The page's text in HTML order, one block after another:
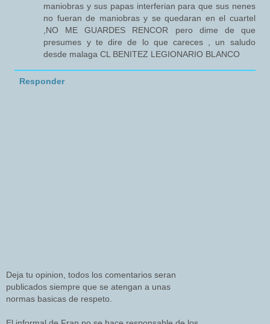
maniobras y sus papas interferian para que sus nenes
no fueran de maniobras y se quedaran en el cuartel
,NO ME GUARDES RENCOR pero dime de que
presumes y te dire de lo que careces , un saludo
desde malaga CL BENITEZ LEGIONARIO BLANCO
Responder
Deja tu opinion, todos los comentarios seran
publicados siempre que se atengan a unas
normas basicas de respeto.